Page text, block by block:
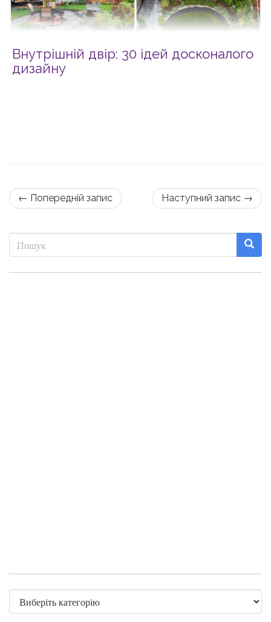
Внутрішній двір: 30 ідей досконалого
дизайну
← Попередній запис Наступний запис →